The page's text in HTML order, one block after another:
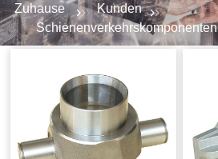
Zuhause
Kunden
Schienenverkehrskomponenten